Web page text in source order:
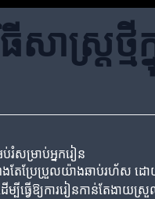
សាស្ត្រថ្
ប់រំសម្រាប់អ្នករៀន
ងតែប្រែប្រួលយ៉ាងឆាប់រហ័ស ដ
ដើម្បីធ្វើឱ្យការរៀនកាន់តែងាយ